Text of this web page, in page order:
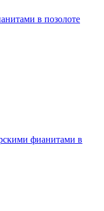
в позолоте
фианитами в